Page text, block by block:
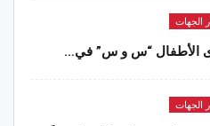
الجهات
الأطفال “س و س” في…
الجهات